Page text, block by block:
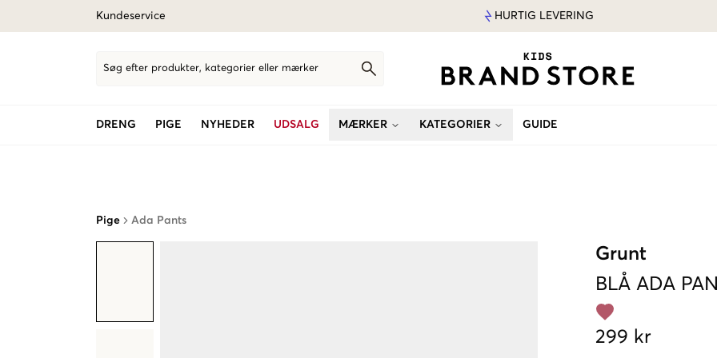
Kundeservice HURTIG LEVERING
Søg efter produkter, kategorier eller mærker
DRENG PIGE NYHEDER UDSALG MÆRKER KATEGORIER GUIDE
Pige Ada Pants
Grunt
BLÅ ADA
299 kr